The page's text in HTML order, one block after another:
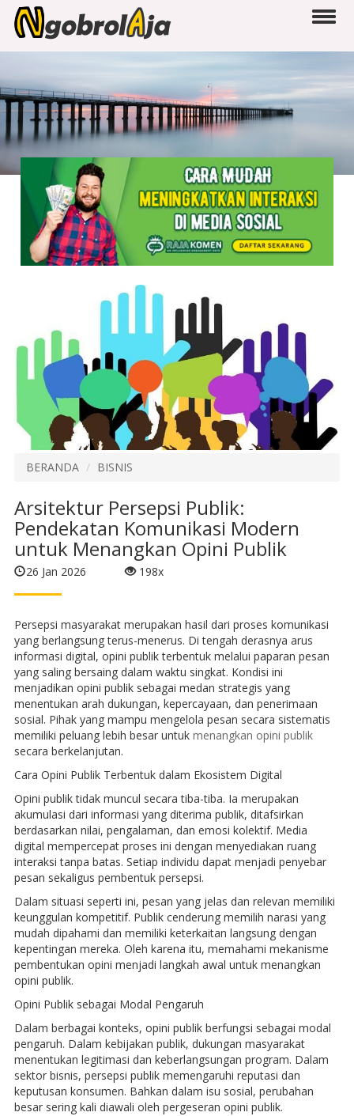
BERANDA BISNIS
Arsitektur Persepsi Publik:
Pendekatan Komunikasi Modern
untuk Menangkan Opini Publik
26 Jan 2026 198x
Persepsi masyarakat merupakan hasil dari proses komunikasi
yang berlangsung terus-menerus. Di tengah derasnya arus
informasi digital, opini publik terbentuk melalui paparan pesan
yang saling bersaing dalam waktu singkat. Kondisi ini
menjadikan opini publik sebagai medan strategis yang
menentukan arah dukungan, kepercayaan, dan penerimaan
sosial. Pihak yang mampu mengelola pesan secara sistematis
memiliki peluang lebih besar untuk menangkan opini publik
secara berkelanjutan.
Cara Opini Publik Terbentuk dalam Ekosistem Digital
Opini publik tidak muncul secara tiba-tiba. Ia merupakan
akumulasi dari informasi yang diterima publik, ditafsirkan
berdasarkan nilai, pengalaman, dan emosi kolektif. Media
digital mempercepat proses ini dengan menyediakan ruang
interaksi tanpa batas. Setiap individu dapat menjadi penyebar
pesan sekaligus pembentuk persepsi.
Dalam situasi seperti ini, pesan yang jelas dan relevan memiliki
keunggulan kompetitif. Publik cenderung memilih narasi yang
mudah dipahami dan memiliki keterkaitan langsung dengan
kepentingan mereka. Oleh karena itu, memahami mekanisme
pembentukan opini menjadi langkah awal untuk menangkan
opini publik.
Opini Publik sebagai Modal Pengaruh
Dalam berbagai konteks, opini publik berfungsi sebagai modal
pengaruh. Dalam kebijakan publik, dukungan masyarakat
menentukan legitimasi dan keberlangsungan program. Dalam
sektor bisnis, persepsi publik memengaruhi reputasi dan
keputusan konsumen. Bahkan dalam isu sosial, perubahan
besar sering kali diawali oleh pergeseran opini publik.